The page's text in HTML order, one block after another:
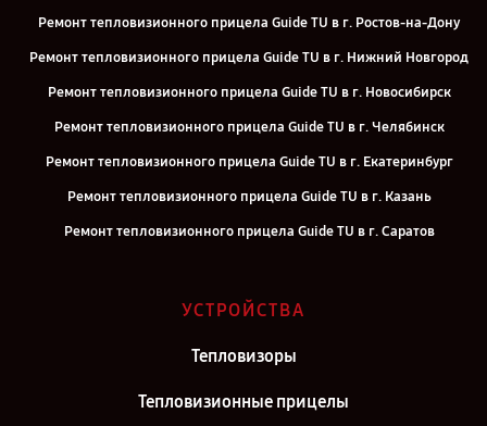
Ремонт тепловизионного прицела Guide TU в г. Ростов-на-Дону
Ремонт тепловизионного прицела Guide TU в г. Нижний Новгород
Ремонт тепловизионного прицела Guide TU в г. Новосибирск
Ремонт тепловизионного прицела Guide TU в г. Челябинск
Ремонт тепловизионного прицела Guide TU в г. Екатеринбург
Ремонт тепловизионного прицела Guide TU в г. Казань
Ремонт тепловизионного прицела Guide TU в г. Саратов
Ремонт тепловизионного прицела Guide TU в г. Киров
Ремонт тепловизионного прицела Guide TU в г. Санкт-Петербург
УСТРОЙСТВА
Тепловизоры
Тепловизионные прицелы